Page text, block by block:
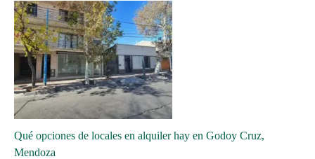
Qué opciones de locales en alquiler hay en Godoy Cruz,
Mendoza